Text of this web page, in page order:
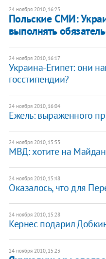
24 ноября 2010, 16:25
Польские СМИ:
выполнять
24 ноября 2010, 16:17
Украина-Египет: они
госстипендии?
24 ноября 2010, 16:04
Ежель: выраженного
24 ноября 2010, 15:53
МВД: хотите на Майдан
24 ноября 2010, 15:48
Оказалось, что для
24 ноября 2010, 15:28
Кернес подарил
24 ноября 2010, 15:23